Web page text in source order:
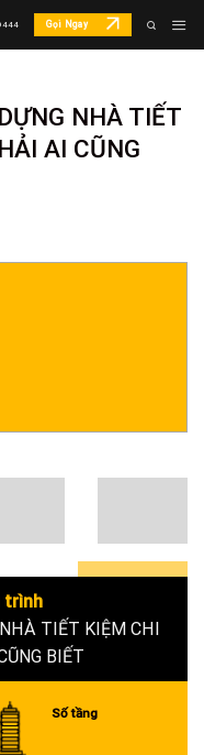
Gọi Ngay
NHÀ TIẾT
AI CŨNG
0+
trình
TIẾT KIỆM CHI
BIẾT
Số tầng